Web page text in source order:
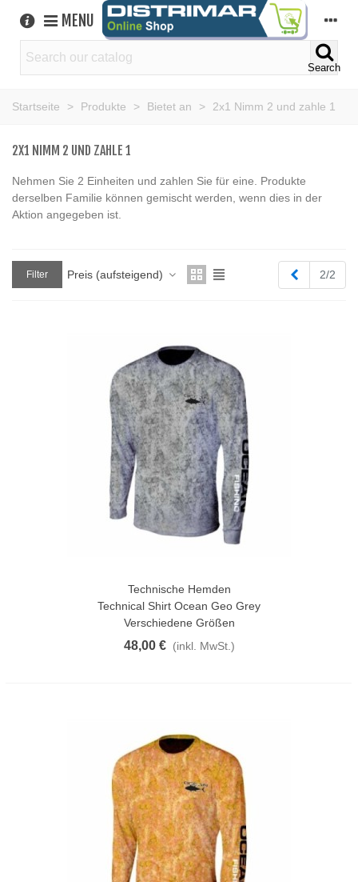
MENU
Search
Startseite > Produkte > Bietet an > 2x1 Nimm 2 und zahle 1
2X1 NIMM 2 UND ZAHLE 1
Nehmen Sie 2 Einheiten und zahlen Sie für eine. Produkte
derselben Familie können gemischt werden, wenn dies in der
Aktion angegeben ist.
Filter Preis (aufsteigend) Zurück
2/2
Technische Hemden
Technical Shirt Ocean Geo Grey
Verschiedene Größen
48,00 € (inkl. MwSt.)